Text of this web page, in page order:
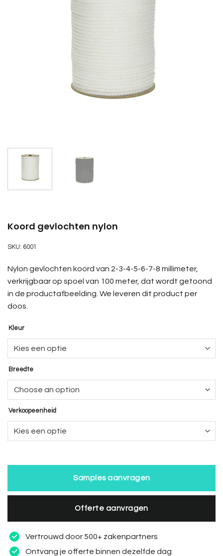
Koord gevlochten nylon
SKU: 6001
Nylon gevlochten koord van 2-3-4-5-6-7-8 millimeter,
verkrijgbaar op spoel van 100 meter, dat wordt getoond
in de productafbeelding. We leveren dit product per
doos.
Kleur
Breedte
Verkoopeenheid
Samples aanvragen
Offerte aanvragen
Vertrouwd door 500+ zakenpartners
Ontvang je offerte binnen dezelfde dag